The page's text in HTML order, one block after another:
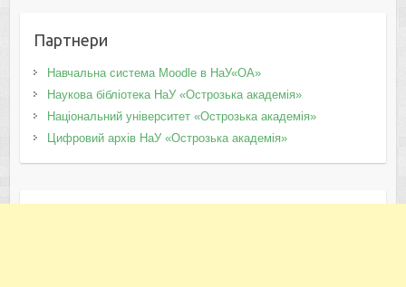
Партнери
Навчальна система Moodle в НаУ«ОА»
Наукова бібліотека НаУ «Острозька академія»
Національний університет «Острозька академія»
Цифровий архів НаУ «Острозька академія»